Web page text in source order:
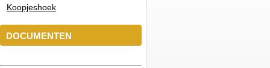
Koopjeshoek
DOCUMENTEN